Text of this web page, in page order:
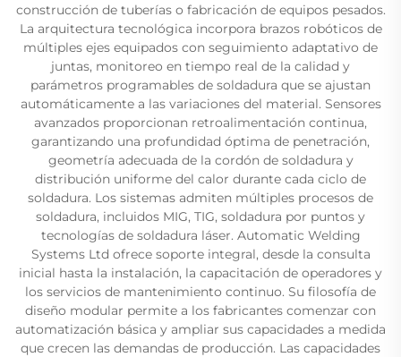
construcción de tuberías o fabricación de equipos pesados.
La arquitectura tecnológica incorpora brazos robóticos de
múltiples ejes equipados con seguimiento adaptativo de
juntas, monitoreo en tiempo real de la calidad y
parámetros programables de soldadura que se ajustan
automáticamente a las variaciones del material. Sensores
avanzados proporcionan retroalimentación continua,
garantizando una profundidad óptima de penetración,
geometría adecuada de la cordón de soldadura y
distribución uniforme del calor durante cada ciclo de
soldadura. Los sistemas admiten múltiples procesos de
soldadura, incluidos MIG, TIG, soldadura por puntos y
tecnologías de soldadura láser. Automatic Welding
Systems Ltd ofrece soporte integral, desde la consulta
inicial hasta la instalación, la capacitación de operadores y
los servicios de mantenimiento continuo. Su filosofía de
diseño modular permite a los fabricantes comenzar con
automatización básica y ampliar sus capacidades a medida
que crecen las demandas de producción. Las capacidades